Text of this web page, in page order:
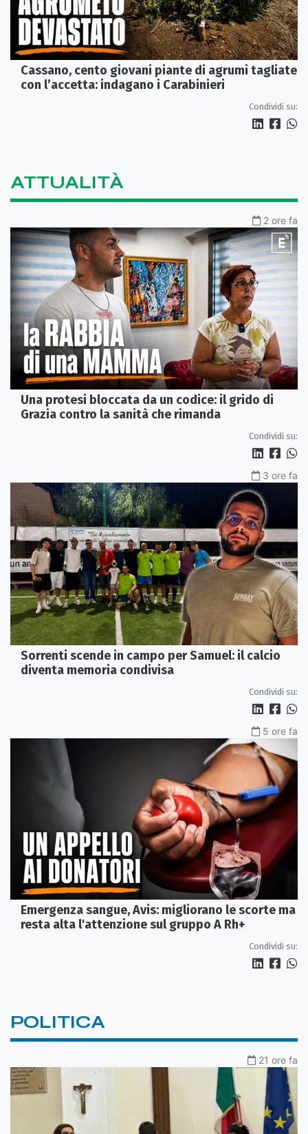
Cassano, cento giovani piante di agrumi tagliate
con l’accetta: indagano i Carabinieri
Condividi su:
ATTUALITÀ
2 ore fa
Una protesi bloccata da un codice: il grido di
Grazia contro la sanità che rimanda
Condividi su:
3 ore fa
Sorrenti scende in campo per Samuel: il calcio
diventa memoria condivisa
Condividi su:
5 ore fa
Emergenza sangue, Avis: migliorano le scorte ma
resta alta l'attenzione sul gruppo A Rh+
Condividi su:
POLITICA
21 ore fa